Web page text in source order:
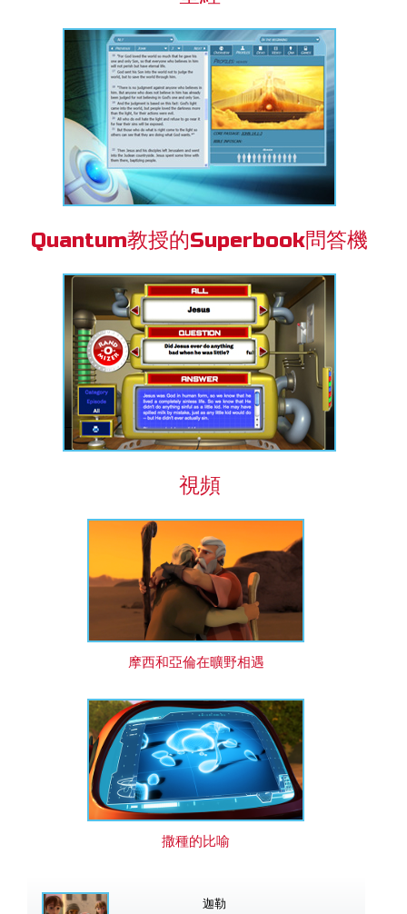
Quantum教授的Superbook問答機
視頻
摩西和亞倫在曠野相遇
撒種的比喻
迦勒